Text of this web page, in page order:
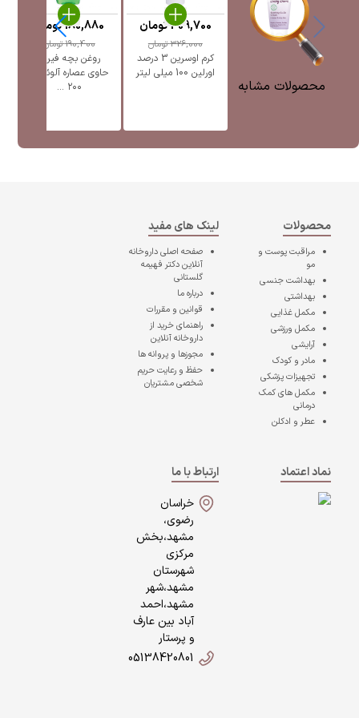
محصولات مشابه
کرم اوسرین 3 درصد
اورلین 100 میلی لیتر
326,000تومان
309,700تومان
روغن بچه فیروز
حاوی عصاره آلوئه ورا
۲۰۰ ...
190,400تومان
180,880تومان
محصولات
مراقبت پوست و
مو
بهداشت جنسی
بهداشتی
مکمل غذایی
مکمل ورزشی
آرایشی
مادر و کودک
تجهیزات پزشکی
مکمل های کمک
درمانی
عطر و ادکلن
لینک های مفید
صفحه اصلیداروخانه
آنلاین دکتر فهیمه
گلستانی
درباره ما
قوانین و مقررات
راهنمای خرید از
داروخانه آنلاین
مجوزها و پروانه ها
حفظ و رعایت حریم
شخصی مشتریان
نماد اعتماد
ارتباط با ما
خراسان
رضوی،
مشهد،بخش
مرکزی
شهرستان
مشهد،شهر
مشهد،احمد
آباد بین عارف
و پرستار
05138420801